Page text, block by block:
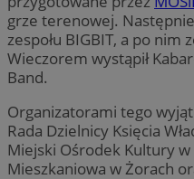
grze terenowej.
zespołu BIGBIT, a po nim
Wieczorem wystąpił
Band.
Organizatorami tego
Rada Dzielnicy Księcia
Miejski Ośrodek Kultury w
Mieszkaniowa w Żorach